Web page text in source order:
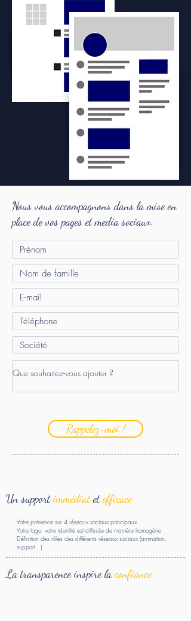
Nous vous accompagnons dans la mise en
place de vos pages et media sociaux.
Rappelez-moi !
Un supportimmédiatetefficace
Votre présence sur 4 réseaux sociaux principaux
Votre logo, votre identité est diffusée de manière homogène
Définition des rôles des différents réseaux sociaux (animation,
support...)
La transparence inspire laconfiance